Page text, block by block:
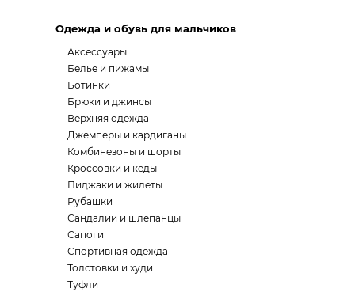
Одежда и обувь для мальчиков
Аксессуары
Белье и пижамы
Ботинки
Брюки и джинсы
Верхняя одежда
Джемперы и кардиганы
Комбинезоны и шорты
Кроссовки и кеды
Пиджаки и жилеты
Рубашки
Сандалии и шлепанцы
Сапоги
Спортивная одежда
Толстовки и худи
Туфли